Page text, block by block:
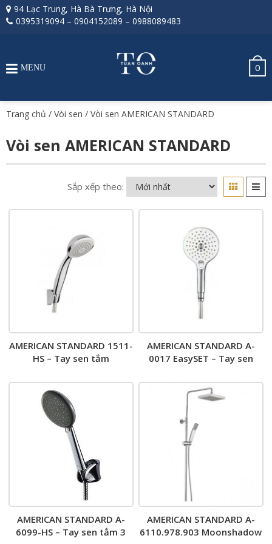
94 Lạc Trung, Hà Bà Trưng, Hà Nội
0395319094 – 0904152089 – 0988089483
0
MENU
Trang chủ / Vòi sen / Vòi sen AMERICAN STANDARD
Vòi sen AMERICAN STANDARD
Sắp xếp theo:
AMERICAN STANDARD 1511-
HS – Tay sen tắm
AMERICAN STANDARD A-
0017 EasySET – Tay sen
AMERICAN STANDARD A-
6099-HS – Tay sen tắm 3
AMERICAN STANDARD A-
6110.978.903 Moonshadow